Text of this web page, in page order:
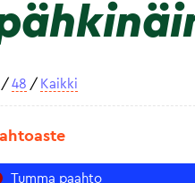
/ 48 / Kaikki
Tumma paahto